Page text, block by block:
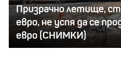
Призрачно летище,
евро, не успя да се
евро (СНИМКИ)